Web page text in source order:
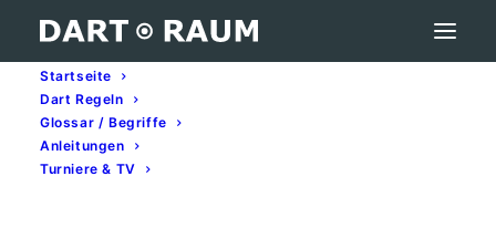
Startseite
Dart Regeln
Glossar / Begriffe
Anleitungen
Turniere & TV
Bomb Barrel – Darts-Begriff erklärt
Home
Darts-Glossar (A–Z): Begriffe & Bedeutung
Bomb Barrel – Darts-Begriff erklärt